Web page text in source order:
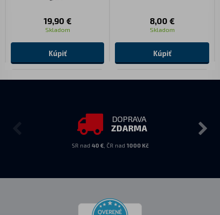
19,90 €
Skladom
Kúpiť
8,00 €
Skladom
Kúpiť
DOPRAVA
ZDARMA
SR nad 40 €, ČR nad 1000 Kč